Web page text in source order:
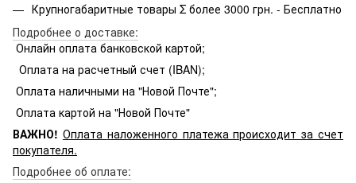
Крупногабаритные товары Σ более 3000 грн. - Бесплатно
Подробнее о доставке:
Онлайн оплата банковской картой;
Оплата на расчетный счет (IBAN);
Оплата наличными на "Новой Почте";
Оплата картой на "Новой Почте"
ВАЖНО! Оплата наложенного платежа происходит за счет
покупателя.
Подробнее об оплате: